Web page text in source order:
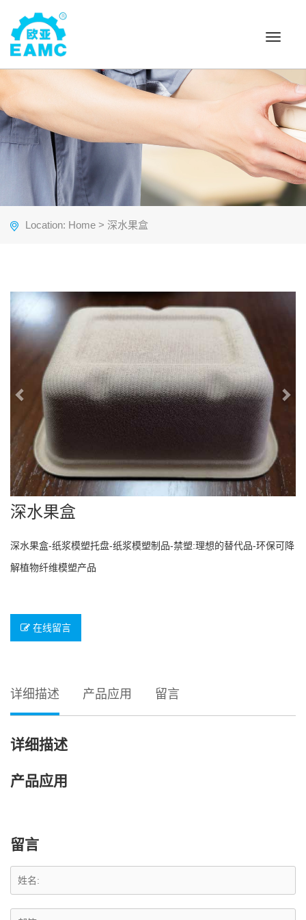
Toggle
Location: Home > 深水果盒
Previous
深水果盒
深水果盒-纸浆模塑托盘-纸浆模塑制品-禁塑:理想的替代品-环保可降
解植物纤维模塑产品
在线留言
详细描述 产品应用 留言
详细描述
产品应用
留言